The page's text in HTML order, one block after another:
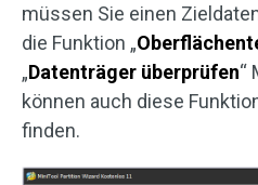
müssen Sie einen
die Funktion „
„Datenträger überprüfen“
können auch diese
finden.